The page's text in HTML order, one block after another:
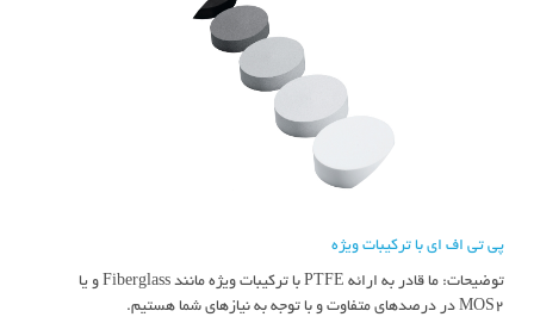
پی تی اف ای با ترکیبات ویژه
توضیحات: ما قادر به ارائه PTFE با ترکیبات ویژه مانند Fiberglass و یا
MOS2 در درصدهای متفاوت و با توجه به نیازهای شما هستیم.